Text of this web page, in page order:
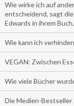
Wie wirke ich auf
entscheidend, sagt
Edwards in ihrem Buch.
Wie kann ich
VEGAN: Zwischen
Wie viele Bücher
Die Medien-Bestseller